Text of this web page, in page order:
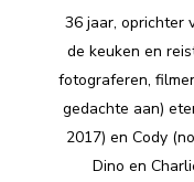
36 jaar, oprichter
de keuken en
fotograferen,
gedachte aan)
2017) en Cody
Dino en